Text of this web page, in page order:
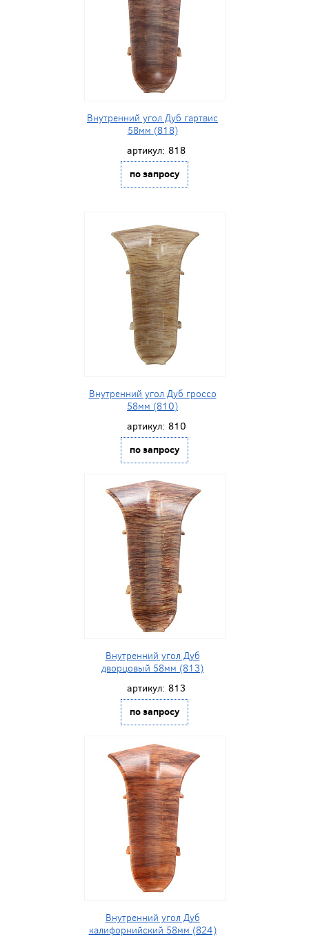
Внутренний угол Дуб гартвис
58мм (818)
артикул: 818
по запросу
Внутренний угол Дуб гроссо
58мм (810)
артикул: 810
по запросу
Внутренний угол Дуб
дворцовый 58мм (813)
артикул: 813
по запросу
Внутренний угол Дуб
калифорнийский 58мм (824)